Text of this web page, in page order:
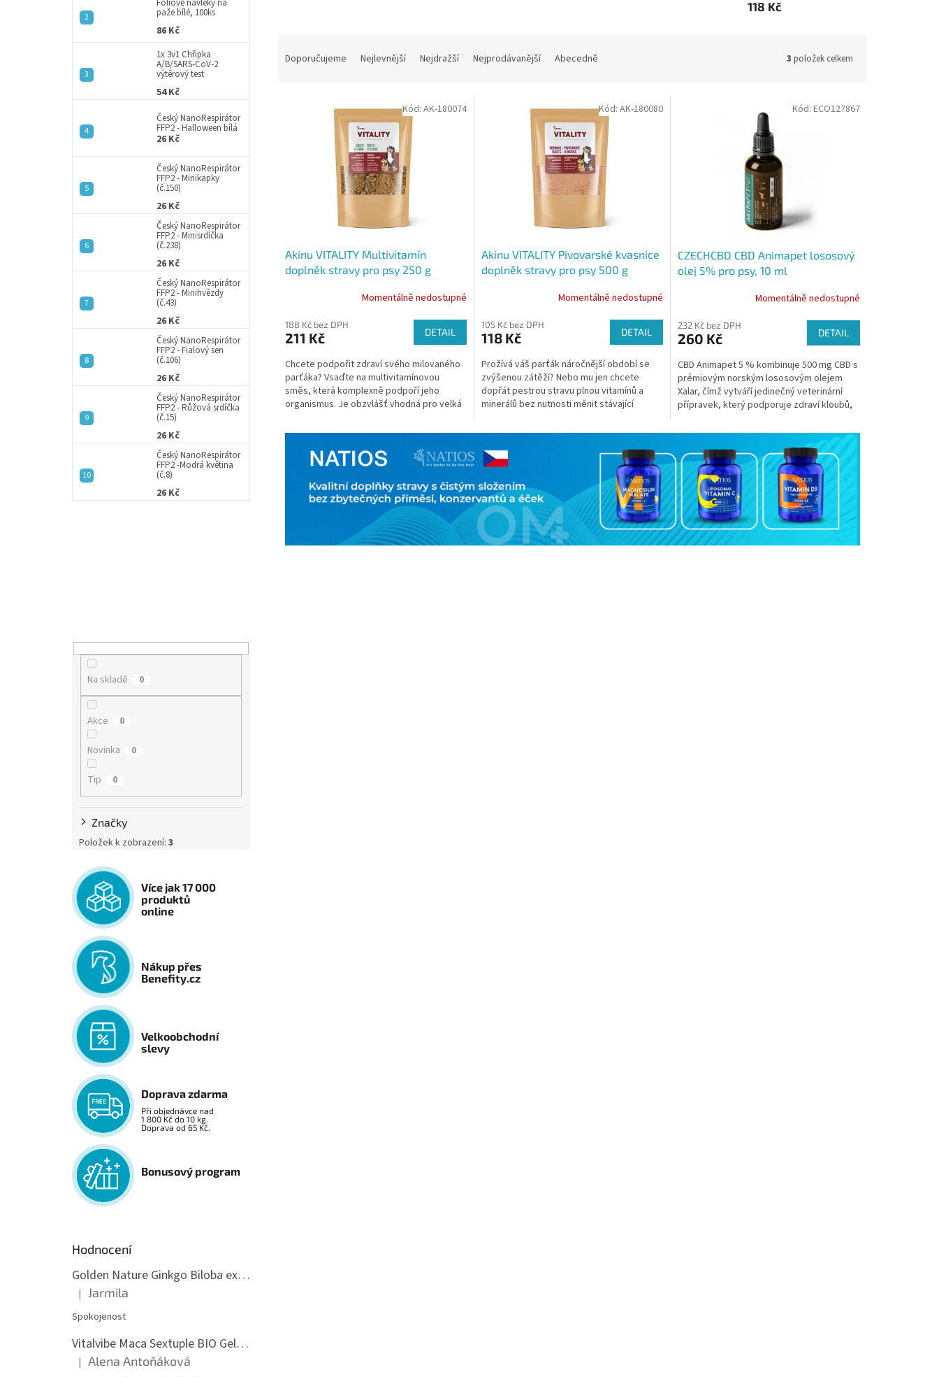
paže bílé, 100ks
86 Kč
1x 3v1 Chřipka
A/B/SARS-CoV-2
výtěrový test
54 Kč
Český NanoRespirátor
FFP2 - Halloween bílá
26 Kč
Český NanoRespirátor
FFP2 - Minikapky
(č.150)
26 Kč
Český NanoRespirátor
FFP2 - Minisrdíčka
(č.238)
26 Kč
Český NanoRespirátor
FFP2 - Minihvězdy
(č.43)
26 Kč
Český NanoRespirátor
FFP2 - Fialový sen
(č.106)
26 Kč
Český NanoRespirátor
FFP2 - Růžová srdíčka
(č.15)
26 Kč
Český NanoRespirátor
FFP2 -Modrá květina
(č.8)
26 Kč
Na skladě 0
Akce 0
Novinka 0
Tip 0
Značky
Položek k zobrazení: 3
Více jak 17 000
produktů
online
Nákup přes
Benefity.cz
Velkoobchodní
slevy
Doprava zdarma
Při objednávce nad
1 800 Kč do 10 kg.
Doprava od 65 Kč.
Bonusový program
Hodnocení
Golden Nature Ginkgo Biloba extrakt 50:1 60mg, 100 kapslí
Hodnocení produktu je 5 z 5 hvězdiček.
| Jarmila
Spokojenost
Vitalvibe Maca Sextuple BIO Gelatinized 3-Complex, 60 kapslí
Hodnocení produktu je 5 z 5 hvězdiček.
| Alena Antoňáková
118 Kč
Doporučujeme Nejlevnější Nejdražší Nejprodávanější Abecedně 3 položek celkem
Akinu VITALITY Multivitamín
doplněk stravy pro psy 250 g
Momentálně nedostupné
188 Kč bez DPH
211 Kč DETAIL
Chcete podpořit zdraví svého milovaného
parťáka? Vsaďte na multivitamínovou
směs, která komplexně podpoří jeho
organismus. Je obzvlášť vhodná pro velká
Kód: AK-180074
Akinu VITALITY Pivovarské kvasnice
doplněk stravy pro psy 500 g
Momentálně nedostupné
105 Kč bez DPH
118 Kč DETAIL
Prožívá váš parťák náročnější období se
zvýšenou zátěží? Nebo mu jen chcete
dopřát pestrou stravu plnou vitamínů a
minerálů bez nutnosti měnit stávající
Kód: AK-180080
CZECHCBD CBD Animapet lososový
olej 5% pro psy, 10 ml
Momentálně nedostupné
232 Kč bez DPH
260 Kč DETAIL
CBD Animapet 5 % kombinuje 500 mg CBD s
prémiovým norským lososovým olejem
Xalar, čímž vytváří jedinečný veterinární
přípravek, který podporuje zdraví kloubů,
Kód: ECO127867